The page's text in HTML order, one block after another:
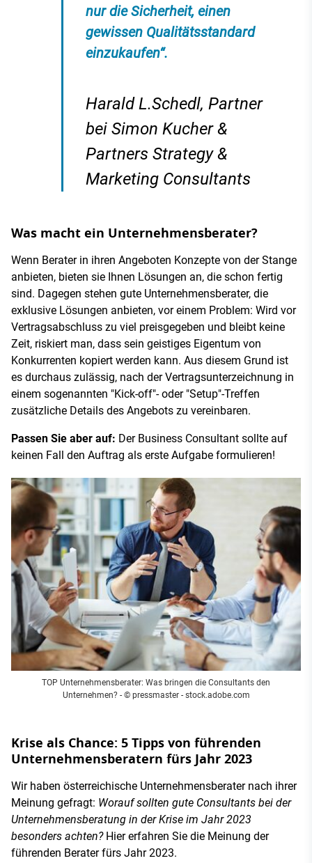
nur die Sicherheit, einen
gewissen Qualitätsstandard
einzukaufen“.
Harald L.Schedl, Partner
bei Simon Kucher &
Partners Strategy &
Marketing Consultants
Was macht ein Unternehmensberater?
Wenn Berater in ihren Angeboten Konzepte von der Stange
anbieten, bieten sie Ihnen Lösungen an, die schon fertig
sind. Dagegen stehen gute Unternehmensberater, die
exklusive Lösungen anbieten, vor einem Problem: Wird vor
Vertragsabschluss zu viel preisgegeben und bleibt keine
Zeit, riskiert man, dass sein geistiges Eigentum von
Konkurrenten kopiert werden kann. Aus diesem Grund ist
es durchaus zulässig, nach der Vertragsunterzeichnung in
einem sogenannten "Kick-off"- oder "Setup"-Treffen
zusätzliche Details des Angebots zu vereinbaren.
Passen Sie aber auf: Der Business Consultant sollte auf
keinen Fall den Auftrag als erste Aufgabe formulieren!
TOP Unternehmensberater: Was bringen die Consultants den
Unternehmen? - © pressmaster - stock.adobe.com
Krise als Chance: 5 Tipps von führenden
Unternehmensberatern fürs Jahr 2023
Wir haben österreichische Unternehmensberater nach ihrer
Meinung gefragt: Worauf sollten gute Consultants bei der
Unternehmensberatung in der Krise im Jahr 2023
besonders achten?Hier erfahren Sie die Meinung der
führenden Berater fürs Jahr 2023.